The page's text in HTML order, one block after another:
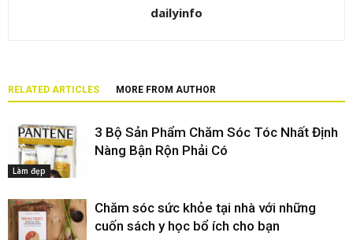
dailyinfo
RELATED ARTICLES MORE FROM AUTHOR
Làm đẹp
3 Bộ Sản Phẩm Chăm Sóc Tóc Nhất Định
Nàng Bận Rộn Phải Có
Chăm sóc sức khỏe tại nhà với những
cuốn sách y học bổ ích cho bạn